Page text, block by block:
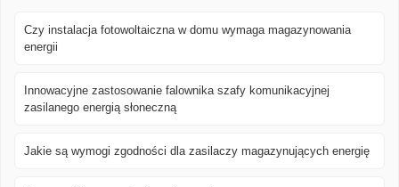
Czy instalacja fotowoltaiczna w domu wymaga magazynowania
energii
Innowacyjne zastosowanie falownika szafy komunikacyjnej
zasilanego energią słoneczną
Jakie są wymogi zgodności dla zasilaczy magazynujących energię